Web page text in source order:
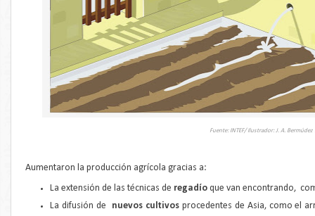
Fuente: INTEF/ Ilustrador: J. A. Bermúdez
Aumentaron la producción agrícola gracias a:
La extensión de las técnicas de regadíoque van encontrando,
La difusión de
nuevos cultivosprocedentes de Asia, como el